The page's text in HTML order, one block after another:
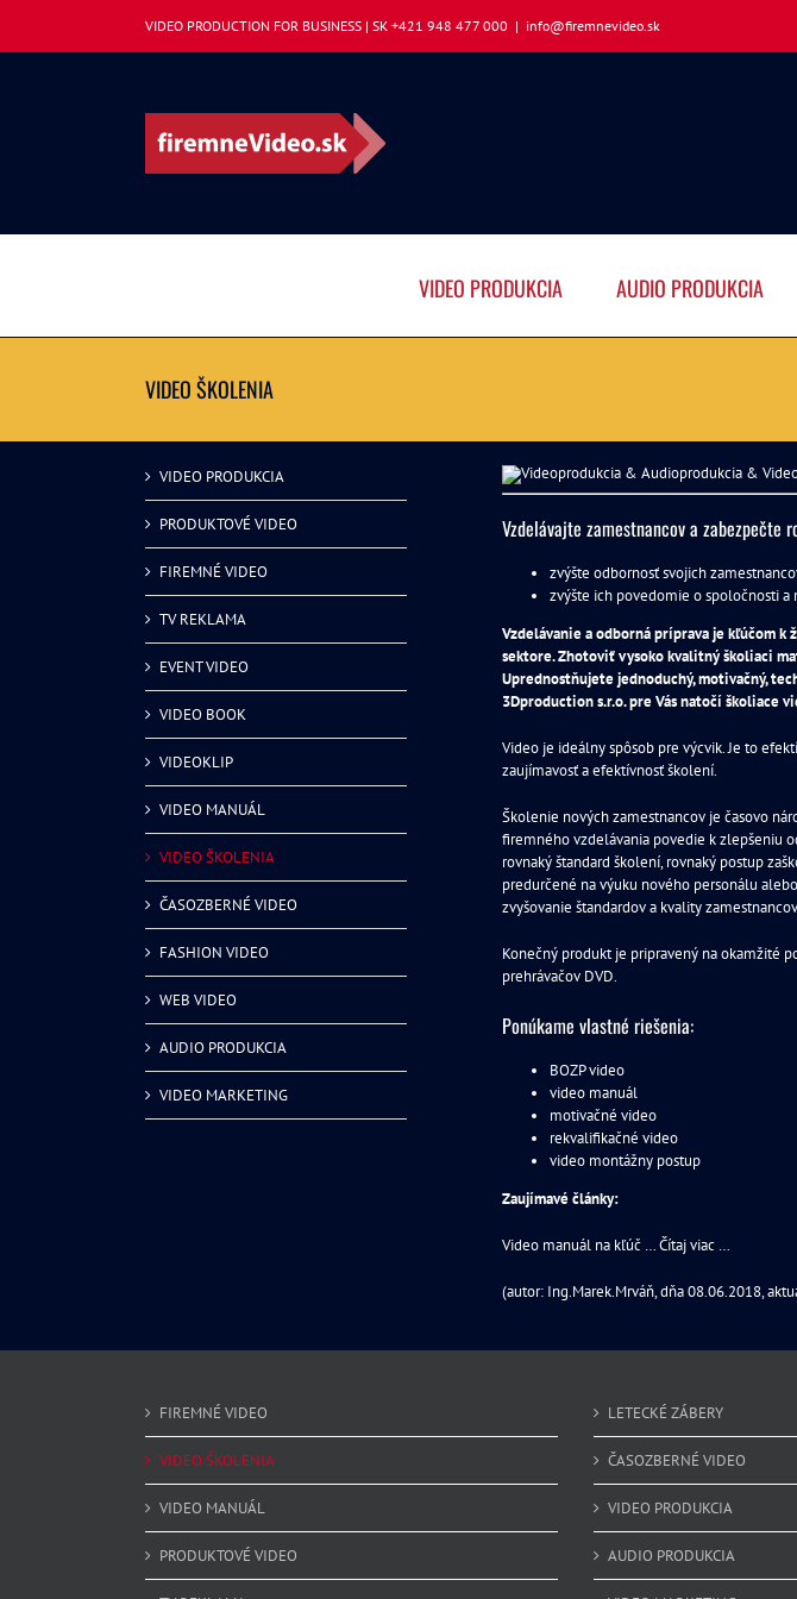
content
VIDEO PRODUCTION FOR BUSINESS | SK +421 948 477 000 | info@firemnevideo.sk
VIDEO PRODUKCIA AUDIO PRODUKCIA
VIDEO ŠKOLENIA
Vzdelávajte zamestnancov a zabezpečte
zvýšte odbornosť svojich
zvýšte ich povedomie o spoločnosti a
Vzdelávanie a odborná príprava je kľúčom
sektore. Zhotoviť vysoko kvalitný školiaci
Uprednostňujete jednoduchý, motivačný,
3Dproduction s.r.o. pre Vás natočí školiace
Video je ideálny spôsob pre výcvik. Je to
zaujímavosť a efektívnosť školení.
Školenie nových zamestnancov je časovo
firemného vzdelávania povedie k zlepšeniu
rovnaký štandard školení, rovnaký postup
predurčené na výuku nového personálu
zvyšovanie štandardov a kvality
Konečný produkt je pripravený na okamžité
prehrávačov DVD.
Ponúkame vlastné riešenia:
BOZP video
video manuál
motivačné video
rekvalifikačné video
video montážny postup
Zaujímavé články:
Video manuál na kľúč … Čítaj viac …
(autor: Ing.Marek.Mrváň, dňa 08.06.2018,
VIDEO PRODUKCIA
PRODUKTOVÉ VIDEO
FIREMNÉ VIDEO
TV REKLAMA
EVENT VIDEO
VIDEO BOOK
VIDEOKLIP
VIDEO MANUÁL
VIDEO ŠKOLENIA
ČASOZBERNÉ VIDEO
FASHION VIDEO
WEB VIDEO
AUDIO PRODUKCIA
VIDEO MARKETING
FIREMNÉ VIDEO
VIDEO ŠKOLENIA
VIDEO MANUÁL
PRODUKTOVÉ VIDEO
LETECKÉ ZÁBERY
ČASOZBERNÉ VIDEO
VIDEO PRODUKCIA
AUDIO PRODUKCIA